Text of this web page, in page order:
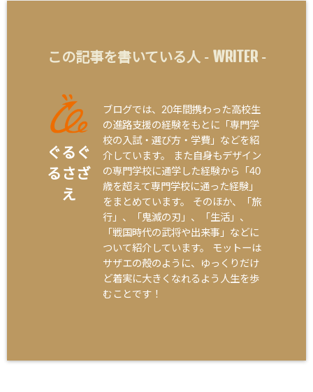
この記事を書いている人 - WRITER-
ぐるぐ
るさざ
え
ブログでは、20年間携わった高校生
の進路支援の経験をもとに「専門学
校の入試・選び方・学費」などを紹
介しています。 また自身もデザイン
の専門学校に通学した経験から「40
歳を超えて専門学校に通った経験」
をまとめています。 そのほか、「旅
行」、「鬼滅の刃」、「生活」、
「戦国時代の武将や出来事」などに
ついて紹介しています。 モットーは
サザエの殻のように、ゆっくりだけ
ど着実に大きくなれるよう人生を歩
むことです！